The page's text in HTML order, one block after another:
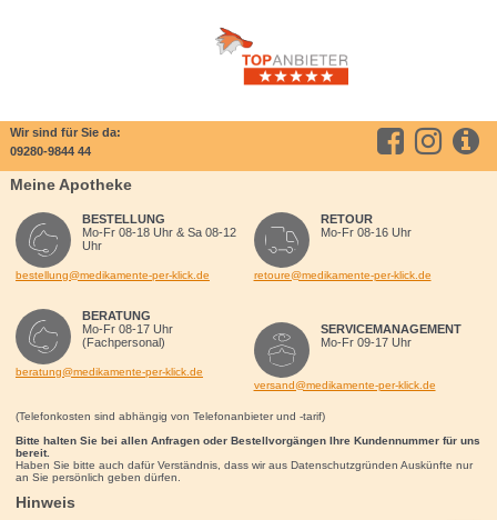
Wir sind für Sie da:
09280-9844 44
Meine Apotheke
BESTELLUNG
Mo-Fr 08-18 Uhr & Sa 08-12
Uhr
bestellung@medikamente-per-klick.de
BERATUNG
Mo-Fr 08-17 Uhr
(Fachpersonal)
beratung@medikamente-per-klick.de
RETOUR
Mo-Fr 08-16 Uhr
retoure@medikamente-per-klick.de
SERVICEMANAGEMENT
Mo-Fr 09-17 Uhr
versand@medikamente-per-klick.de
(Telefonkosten sind abhängig von Telefonanbieter und -tarif)
Bitte halten Sie bei allen Anfragen oder Bestellvorgängen Ihre Kundennummer für uns
bereit.
Haben Sie bitte auch dafür Verständnis, dass wir aus Datenschutzgründen Auskünfte nur
an Sie persönlich geben dürfen.
Hinweis